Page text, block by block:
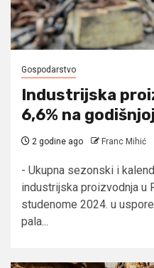
Gospodarstvo
Industrijska
6,6% na
2 godine ago Franc Mihić
- Ukupna sezonski i
industrijska proizvodnja u
studenome 2024. u
pala...